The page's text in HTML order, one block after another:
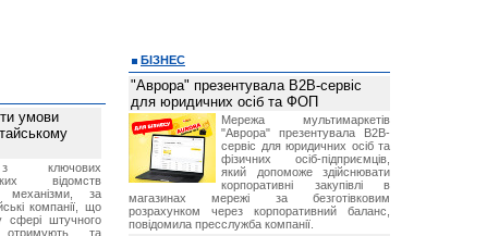
умови
ключових
відомств
механізми, за
компанії, що
сфері штучного
отримують та
БІЗНЕС
"Аврора" презентувала B2B-сервіс
для юридичних осіб та ФОП
Мережа мультимаркетів
"Аврора" презентувала B2B-
сервіс для юридичних осіб та
фізичних осіб-підприємців,
який допоможе здійснювати
корпоративні закупівлі в
магазинах мережі за безготівковим
розрахунком через корпоративний баланс,
повідомила пресслужба компанії.